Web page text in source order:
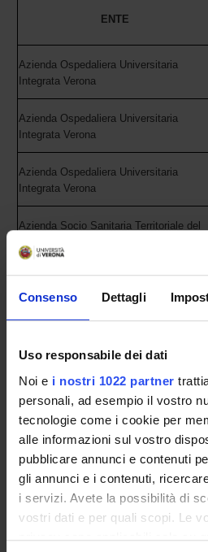
Consenso Dettagli
Uso responsabile dei dati
Noi e i nostri 1022 partner
personali, ad esempio il vostro
tecnologie come i cookie per
alle informazioni sul vostro
pubblicare annunci e contenuti
gli annunci e i contenuti,
i servizi. Avete la possibilità di
vostri dati e per quali scopi. Le
privacy sono applicabili solo su
ENTE
Azienda Ospedaliera Universitaria
Integrata Verona
Azienda Ospedaliera Universitaria
Integrata Verona
Azienda Ospedaliera Universitaria
Integrata Verona
Azienda Socio Sanitaria Territoriale del
Azienda Socio Sanitaria Territoriale del
Garda
Garda
Azienda Socio Sanitaria Territoriale di
Mantova
Azienda ULSS 7 Pedemontana